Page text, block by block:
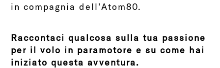
in compagnia dell’Atom80.
Raccontaci qualcosa sulla tua passione
per il volo in paramotore e su come hai
iniziato questa avventura.